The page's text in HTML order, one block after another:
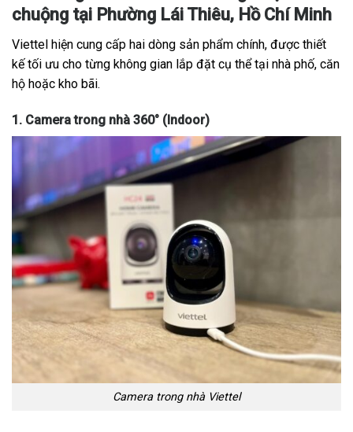
chuộng tại Phường Lái Thiêu, Hồ Chí Minh
Viettel hiện cung cấp hai dòng sản phẩm chính, được thiết
kế tối ưu cho từng không gian lắp đặt cụ thể tại nhà phố, căn
hộ hoặc kho bãi.
1. Camera trong nhà 360° (Indoor)
Camera trong nhà Viettel